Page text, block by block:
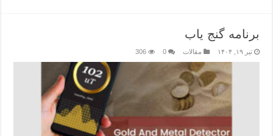
برنامه گنج یاب
تیر ۱۹, ۱۴۰۴ مقالات 0
306